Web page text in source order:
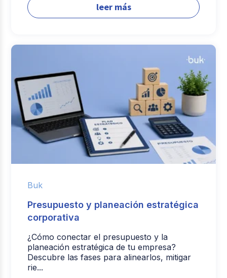
leer más
Buk
Presupuesto y planeación estratégica
corporativa
¿Cómo conectar el presupuesto y la
planeación estratégica de tu empresa?
Descubre las fases para alinearlos, mitigar
rie...